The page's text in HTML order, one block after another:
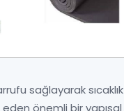
sağlayarak sıcaklık
önemli bir yapısal